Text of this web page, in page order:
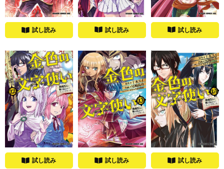
試し読み 試し読み 試し読み
試し読み 試し読み 試し読み